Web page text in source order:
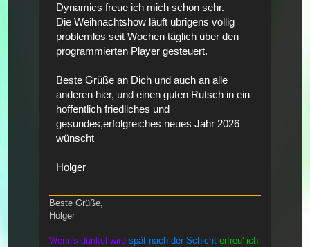
Dynamics freue ich mich schon sehr.
Die Weihnachtshow läuft übrigens völlig
problemlos seit Wochen täglich über den
programmierten Player gesteuert.
Beste Grüße an Dich und auch an alle
anderen hier, und einen guten Rutsch in ein
hoffentlich friedliches und
gesundes,erfolgreiches neues Jahr 2026
wünscht
Holger
Beste Grüße,
Holger
Wenn's dunkel wird spät nach der Schicht erfreu' ich